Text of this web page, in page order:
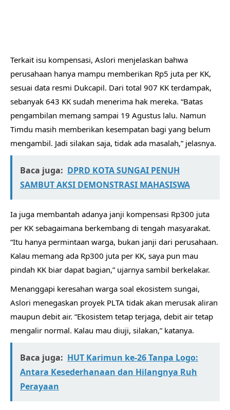
Terkait isu kompensasi, Aslori menjelaskan bahwa
perusahaan hanya mampu memberikan Rp5 juta per KK,
sesuai data resmi Dukcapil. Dari total 907 KK terdampak,
sebanyak 643 KK sudah menerima hak mereka. “Batas
pengambilan memang sampai 19 Agustus lalu. Namun
Timdu masih memberikan kesempatan bagi yang belum
mengambil. Jadi silakan saja, tidak ada masalah,” jelasnya.
Baca juga: DPRD KOTA SUNGAI PENUH
SAMBUT AKSI DEMONSTRASI MAHASISWA
Ia juga membantah adanya janji kompensasi Rp300 juta
per KK sebagaimana berkembang di tengah masyarakat.
“Itu hanya permintaan warga, bukan janji dari perusahaan.
Kalau memang ada Rp300 juta per KK, saya pun mau
pindah KK biar dapat bagian,” ujarnya sambil berkelakar.
Menanggapi keresahan warga soal ekosistem sungai,
Aslori menegaskan proyek PLTA tidak akan merusak aliran
maupun debit air. “Ekosistem tetap terjaga, debit air tetap
mengalir normal. Kalau mau diuji, silakan,” katanya.
Baca juga: HUT Karimun ke-26 Tanpa Logo:
Antara Kesederhanaan dan Hilangnya Ruh
Perayaan